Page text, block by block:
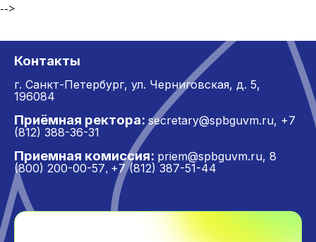
-->
Контакты
г. Санкт-Петербург, ул. Черниговская, д. 5,
196084
Приёмная ректора: secretary@spbguvm.ru, +7
(812) 388-36-31
Приемная комиссия: priem@spbguvm.ru, 8
(800) 200-00-57, +7 (812) 387-51-44